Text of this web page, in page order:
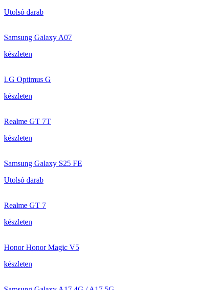
Utolsó darab
Samsung Galaxy A07
készleten
LG Optimus G
készleten
Realme GT 7T
készleten
Samsung Galaxy S25 FE
Utolsó darab
Realme GT 7
készleten
Honor Honor Magic V5
készleten